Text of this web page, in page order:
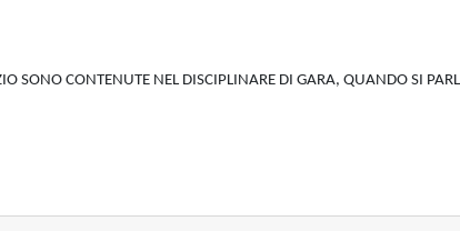
SONO CONTENUTE NEL DISCIPLINARE DI GARA, QUANDO SI